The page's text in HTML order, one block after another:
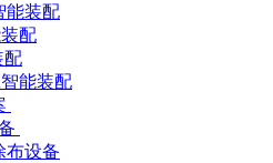
能装配
配
配
能装配
布设备